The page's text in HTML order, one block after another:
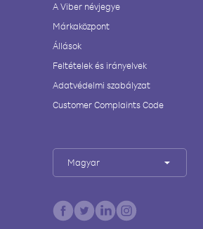
A Viber névjegye
Márkaközpont
Állások
Feltételek és irányelvek
Adatvédelmi szabályzat
Customer Complaints Code
Magyar